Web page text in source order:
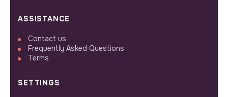
ASSISTANCE
Contact us
Frequently Asked Questions
Terms
SETTINGS